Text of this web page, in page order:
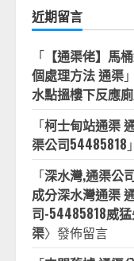
近期留言
「 【通渠佬】馬
個處理方法 通渠
水點搵樓下反應
「柯士甸站通渠
渠公司54485818
「深水灣,通渠公
成分深水灣通渠
司-54485818威
渠〉發佈留言